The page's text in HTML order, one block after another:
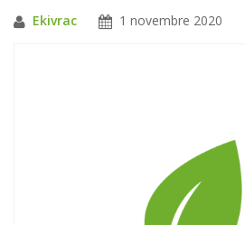
Ekivrac 1 novembre 2020